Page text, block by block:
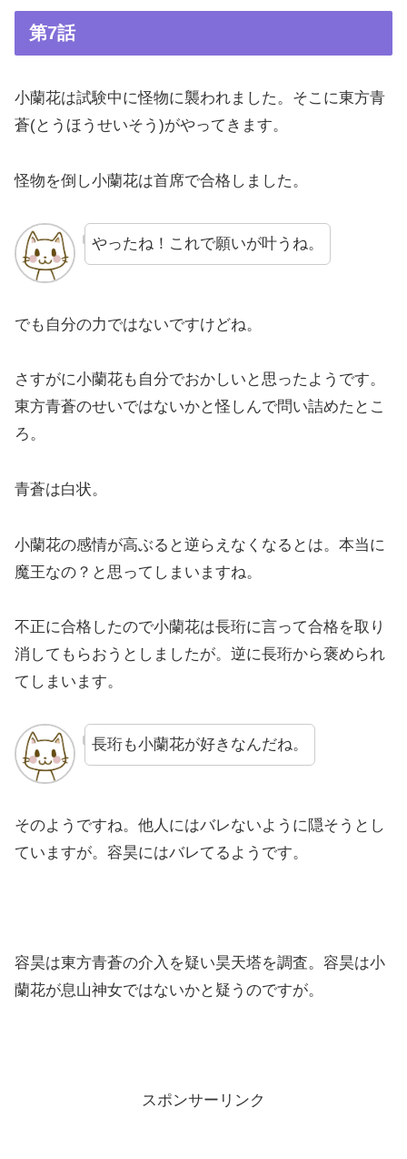
第7話
小蘭花は試験中に怪物に襲われました。そこに東方青
蒼(とうほうせいそう)がやってきます。
怪物を倒し小蘭花は首席で合格しました。
やったね！これで願いが叶うね。
でも自分の力ではないですけどね。
さすがに小蘭花も自分でおかしいと思ったようです。
東方青蒼のせいではないかと怪しんで問い詰めたとこ
ろ。
青蒼は白状。
小蘭花の感情が高ぶると逆らえなくなるとは。本当に
魔王なの？と思ってしまいますね。
不正に合格したので小蘭花は長珩に言って合格を取り
消してもらおうとしましたが。逆に長珩から褒められ
てしまいます。
長珩も小蘭花が好きなんだね。
そのようですね。他人にはバレないように隠そうとし
ていますが。容昊にはバレてるようです。
容昊は東方青蒼の介入を疑い昊天塔を調査。容昊は小
蘭花が息山神女ではないかと疑うのですが。
スポンサーリンク